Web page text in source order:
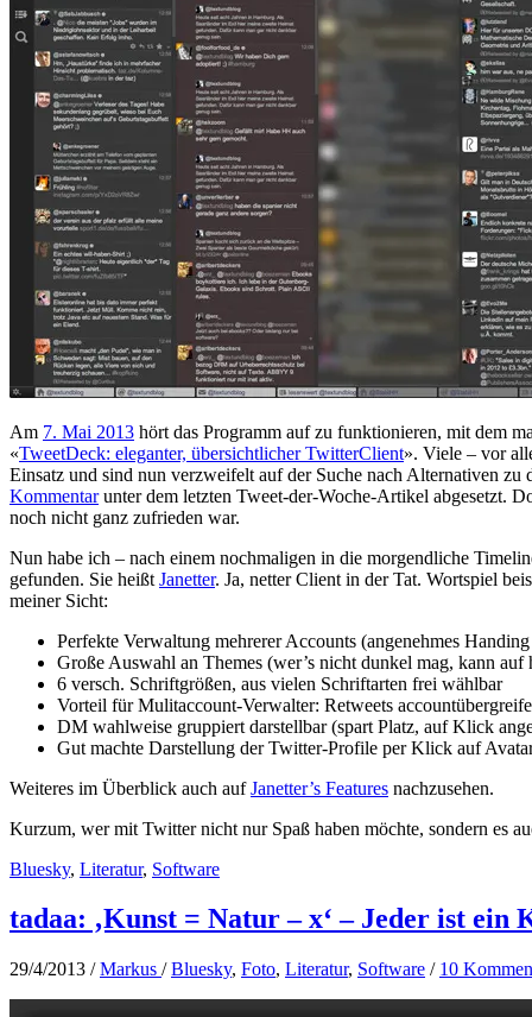
Am 7. Mai 2013 hört das Programm auf zu funktionieren, mit dem
«TweetDeck: eleganter, übersichtlicher TwitterClient». Viele – vor
Einsatz und sind nun verzweifelt auf der Suche nach Alternativen
Kommentarunter dem letzten Tweet-der-Woche-Artikel abgesetzt.
noch nicht ganz zufrieden war.
Nun habe ich – nach einem nochmaligen in die morgendliche
gefunden. Sie heißt Janetter. Ja, netter Client in der Tat. Wortspiel
meiner Sicht:
Perfekte Verwaltung mehrerer Accounts (angenehmes
Große Auswahl an Themes (wer’s nicht dunkel mag, kann
6 versch. Schriftgrößen, aus vielen Schriftarten frei wählbar
Vorteil für Mulitaccount-Verwalter: Retweets
DM wahlweise gruppiert darstellbar (spart Platz, auf Klick
Gut machte Darstellung der Twitter-Profile per Klick auf
Weiteres im Überblick auch aufJanetter’s Features nachzusehen.
Kurzum, wer mit Twitter nicht nur Spaß haben möchte, sondern es
Bluesky, Literatur, Software
tadaa: ‚Kunst = Natur – x‘ – Jeder ist ein
29/4/2013 /Markus /Bluesky, Foto, Literatur, Software / 10